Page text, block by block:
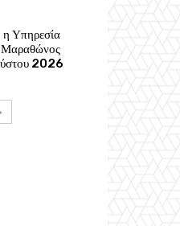
η Υπηρεσία
2026